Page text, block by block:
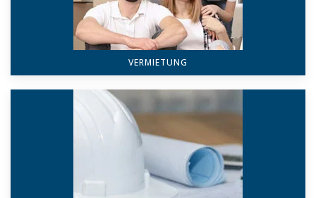
VERMIETUNG